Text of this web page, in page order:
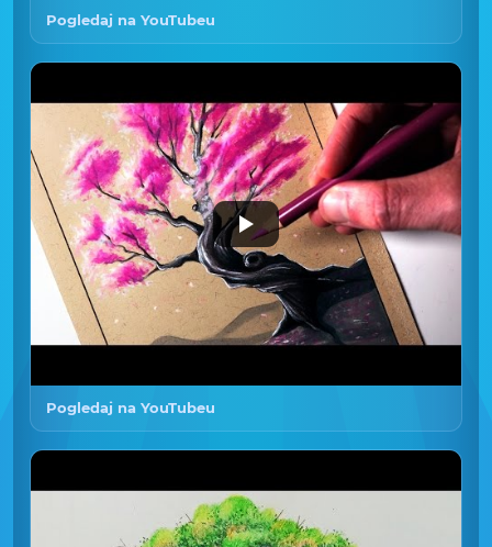
Pogledaj na YouTubeu
Pogledaj na YouTubeu